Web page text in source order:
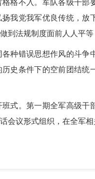
格不入。军队各级干
我党我军优良传统，
到法规制度面前人人平
错误思想作风的斗争
史条件下的空前团结
。第一期全军高级干
会议形式组织，在全军相